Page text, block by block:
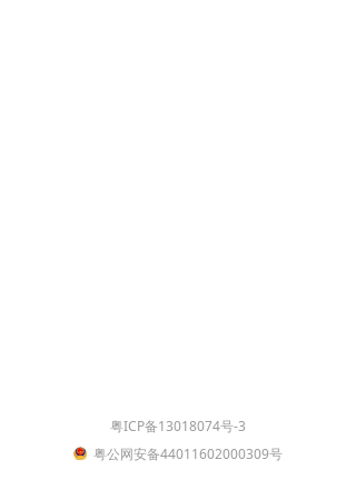
粤ICP备13018074号-3
粤公网安备44011602000309号